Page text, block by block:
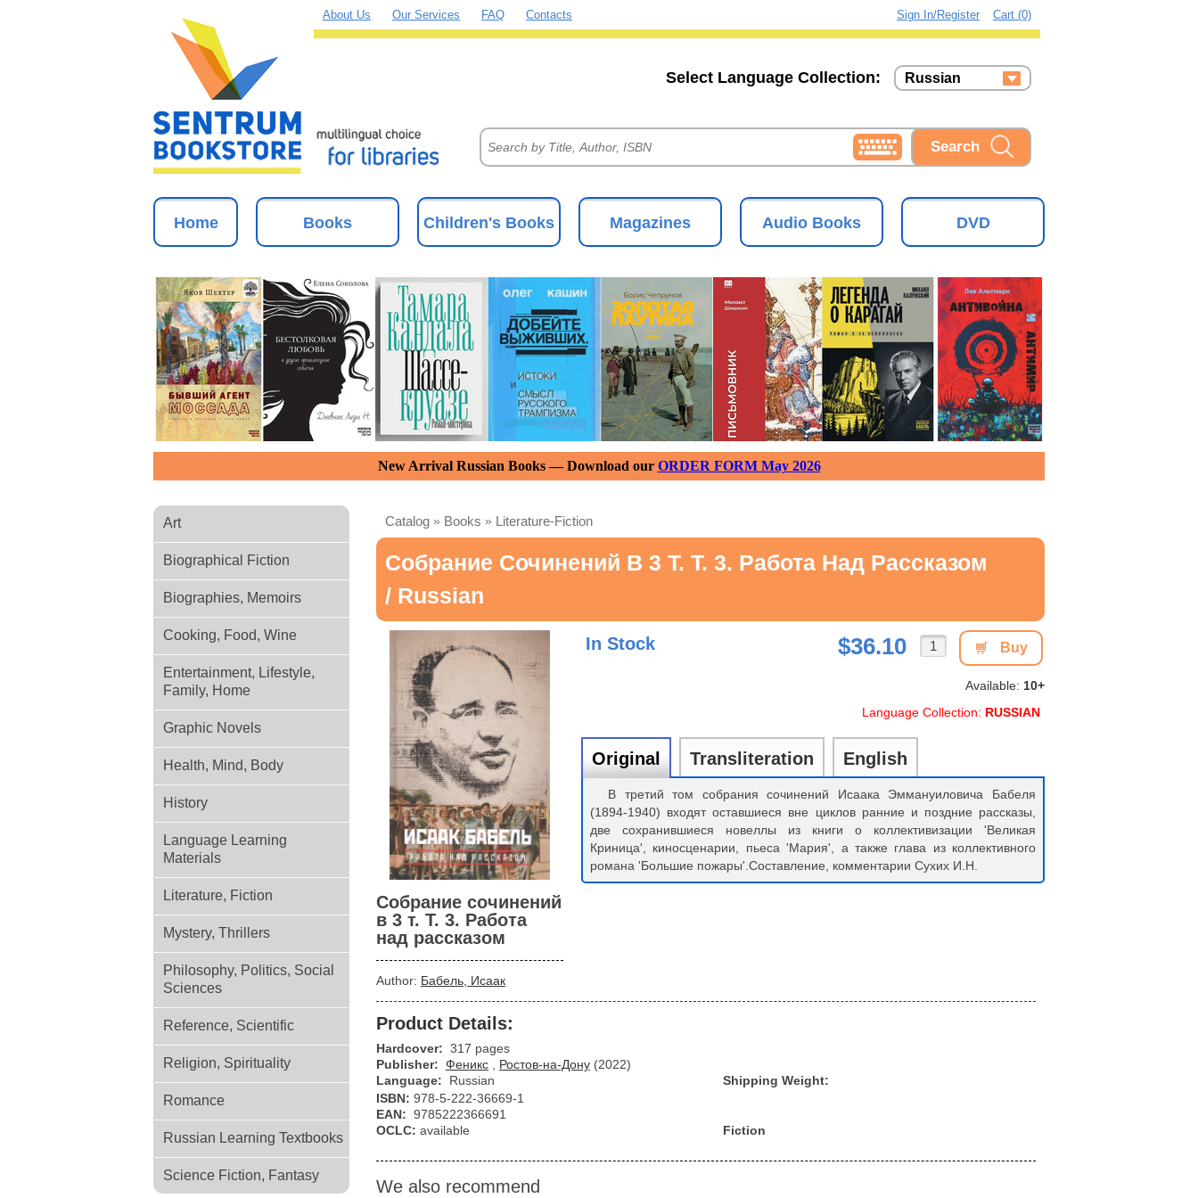
About Us Our Services FAQ Contacts Cart (0)
Sign In/Register
Russian
Ukrainian
Select Language Collection:
Home Books Children's Books Magazines Audio Books DVD
New Arrival Russian Books — Download our ORDER FORM May 2026
Art
Biographical Fiction
Biographies, Memoirs
Cooking, Food, Wine
Entertainment, Lifestyle,
Family, Home
Graphic Novels
Health, Mind, Body
History
Language Learning
Materials
Literature, Fiction
Mystery, Thrillers
Philosophy, Politics, Social
Sciences
Reference, Scientific
Religion, Spirituality
Romance
Russian Learning Textbooks
Science Fiction, Fantasy
Catalog » Books » Literature-Fiction
Собрание Сочинений В 3 Т. Т. 3. Работа Над Рассказом
/ Russian
Собрание сочинений
в 3 т. Т. 3. Работа
над рассказом
Author: Бабель, Исаак
In Stock Buy
$36.10
Available: 10+
Language Collection: RUSSIAN
Original Transliteration English
В третий том собрания сочинений Исаака Эммануиловича Бабеля
(1894-1940) входят оставшиеся вне циклов ранние и поздние рассказы,
две сохранившиеся новеллы из книги о коллективизации 'Великая
Криница', киносценарии, пьеса 'Мария', а также глава из коллективного
романа 'Большие пожары'.Составление, комментарии Сухих И.Н.
Product Details:
Hardcover: 317 pages
Publisher: Феникс Ростов-на-Дону (2022)
Language:
Russian
Shipping Weight:
ISBN: 978-5-222-36669-1
EAN: 9785222366691
OCLC: available Fiction
We also recommend